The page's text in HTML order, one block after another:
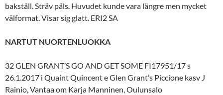
bakställ. Sträv päls. Huvudet kunde vara längre men mycket
välformat. Visar sig glatt. ERI2 SA
NARTUT NUORTENLUOKKA
32 GLEN GRANT’S GO AND GET SOME FI17951/17 s
26.1.2017 i Quaint Quincent e Glen Grant’s Piccione kasv J
Rainio, Vantaa om Karja Manninen, Oulunsalo